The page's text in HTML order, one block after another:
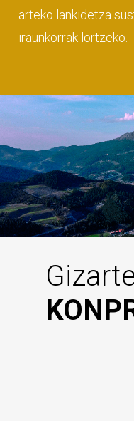
arteko lankidetza
iraunkorrak lortzeko.